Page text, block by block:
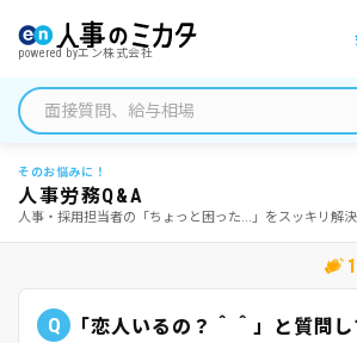
powered byエン株式会社
そのお悩みに！
人事労務Q&A
人事・採用担当者の「ちょっと困った...」をスッキリ解決
Q
「恋人いるの？＾＾」と質問